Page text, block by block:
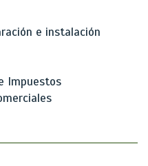
e instalación
Impuestos